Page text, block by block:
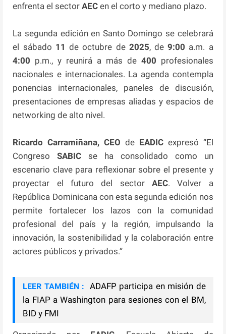
enfrenta el sectorAEC en el corto y mediano plazo.
La segunda edición en Santo Domingo se celebrará
el sábado 11 de octubre de 2025, de9:00 a.m. a
4:00 p.m., y reunirá a más de 400 profesionales
nacionales e internacionales. La agenda contempla
ponencias internacionales, paneles de discusión,
presentaciones de empresas aliadas y espacios de
networking de alto nivel.
Ricardo Carramiñana, CEO de EADICexpresó “El
CongresoSABIC se ha consolidado como un
escenario clave para reflexionar sobre el presente y
proyectar el futuro del sector AEC. Volver a
República Dominicana con esta segunda edición nos
permite fortalecer los lazos con la comunidad
profesional del país y la región, impulsando la
innovación, la sostenibilidad y la colaboración entre
actores públicos y privados.”
LEER TAMBIÉN :
ADAFP participa en misión de
la FIAP a Washington para sesiones con el BM,
BID y FMI